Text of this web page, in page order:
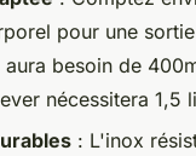
pour une
aura besoin de
nécessitera 1,5
: L'inox